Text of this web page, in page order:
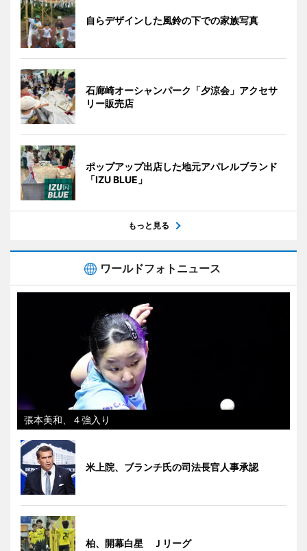
自らデザインした風鈴の下での家族写真
石廊崎オーシャンパーク「夕涼会」アクセサ
リー販売店
ポップアップ出店した地元アパレルブランド
「IZU BLUE」
もっと見る
ワールドフォトニュース
張本美和、４強入り
米上院、ブランチ氏の司法長官人事承認
柏、開幕白星 Ｊリーグ